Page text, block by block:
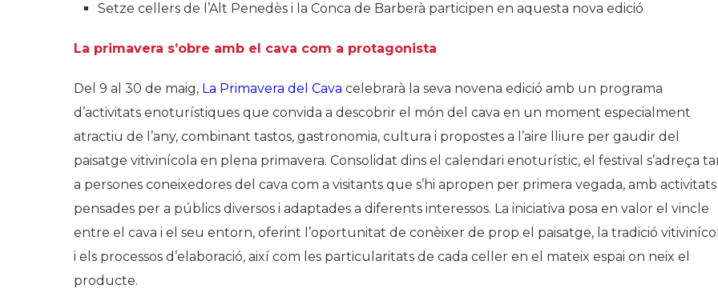
Setze cellers de l’Alt Penedès i la Conca de Barberà participen en aquesta nova edició
La primavera s’obre amb el cava com a protagonista
Del 9 al 30 de maig, La Primavera del Cava celebrarà la seva novena edició amb un programa
d’activitats enoturístiques que convida a descobrir el món del cava en un moment especialment
atractiu de l’any, combinant tastos, gastronomia, cultura i propostes a l’aire lliure per gaudir del
paisatge vitivinícola en plena primavera. Consolidat dins el calendari enoturístic, el festival s’adreça
a persones coneixedores del cava com a visitants que s’hi apropen per primera vegada, amb activitats
pensades per a públics diversos i adaptades a diferents interessos. La iniciativa posa en valor el vincle
entre el cava i el seu entorn, oferint l’oportunitat de conèixer de prop el paisatge, la tradició
i els processos d’elaboració, així com les particularitats de cada celler en el mateix espai on neix el
producte.